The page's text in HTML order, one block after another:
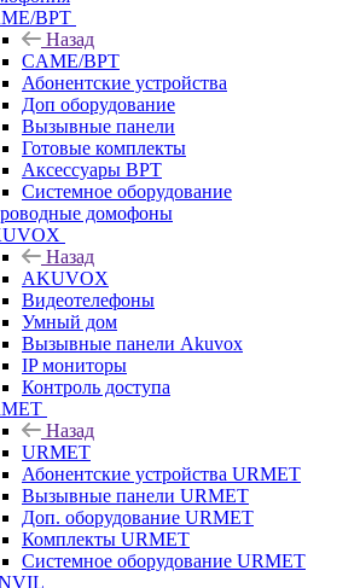
BPT
Назад
CAME/BPT
Абонентские устройства
Доп оборудование
Вызывные панели
Готовые комплекты
Аксессуары BPT
Системное оборудование
домофоны
Назад
AKUVOX
Видеотелефоны
Умный дом
Вызывные панели Akuvox
IP мониторы
Контроль доступа
Назад
URMET
Абонентские устройства URMET
Вызывные панели URMET
Доп. оборудование URMET
Комплекты URMET
Системное оборудование URMET